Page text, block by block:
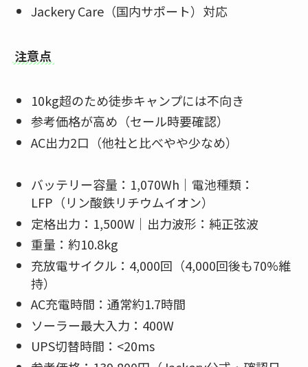
Jackery Care（国内サポート）対応
注意点
10kg超のため徒歩キャンプには不向き
参考価格が高め（セール時要確認）
AC出力2口（他社と比べやや少なめ）
バッテリー容量：1,070Wh｜電池種類：
LFP（リン酸鉄リチウムイオン）
定格出力：1,500W｜出力波形：純正弦波
重量：約10.8kg
充放電サイクル：4,000回（4,000回後も70%維
持）
AC充電時間：通常約1.7時間
ソーラー最大入力：400W
UPS切替時間：<20ms